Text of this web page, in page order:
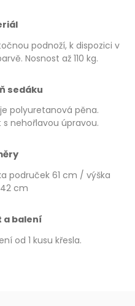
podnoží, k dispozici v
Nosnost až 110 kg.
sedáku
polyuretanová pěna.
nehořlavou úpravou.
područek 61 cm / výška
cm
a balení
od 1 kusu křesla.